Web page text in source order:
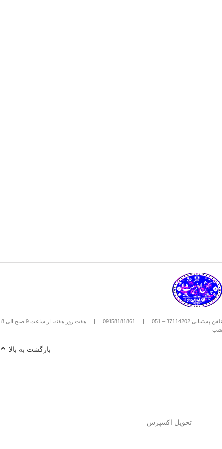
تلفن پشتیبانی:37114202 – 051 |
09158181861
|
هفت روز هفته، از ساعت 9 صبح الی 8
شب
بازگشت به بالا
تحویل اکسپرس